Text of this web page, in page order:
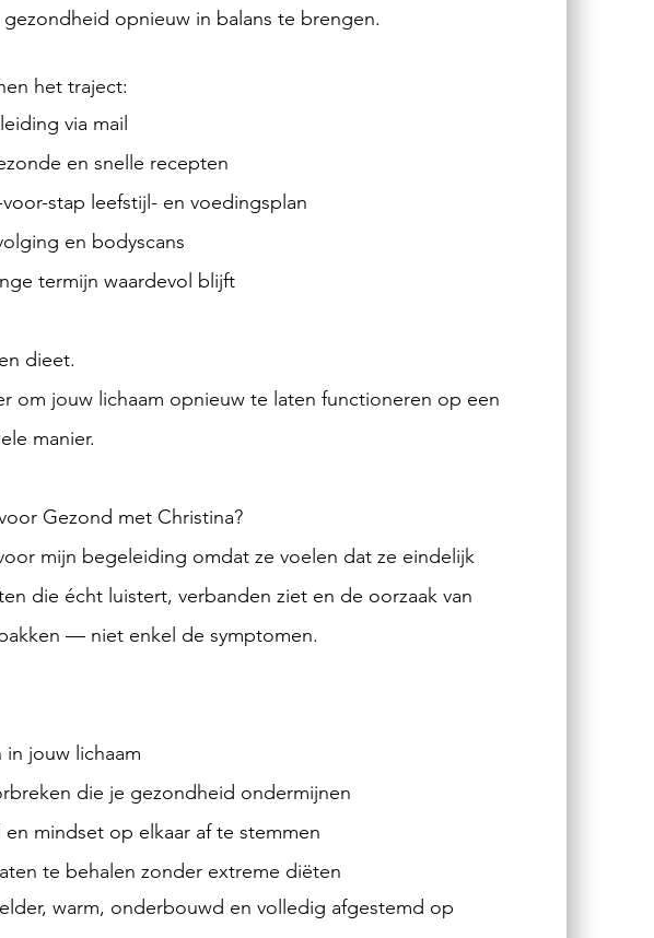
opnieuw in balans te brengen.
het traject:
via mail
en snelle recepten
stap leefstijl- en voedingsplan
en bodyscans
termijn waardevol blijft
dieet.
om jouw lichaam opnieuw te laten functioneren op een
manier.
Gezond met Christina?
mijn begeleiding omdat ze voelen dat ze eindelijk
die écht luistert, verbanden ziet en de oorzaak van
— niet enkel de symptomen.
jouw lichaam
die je gezondheid ondermijnen
mindset op elkaar af te stemmen
te behalen zonder extreme diëten
warm, onderbouwd en volledig afgestemd op